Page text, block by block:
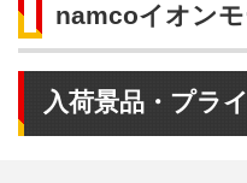
namcoイオン
入荷景品・プラ